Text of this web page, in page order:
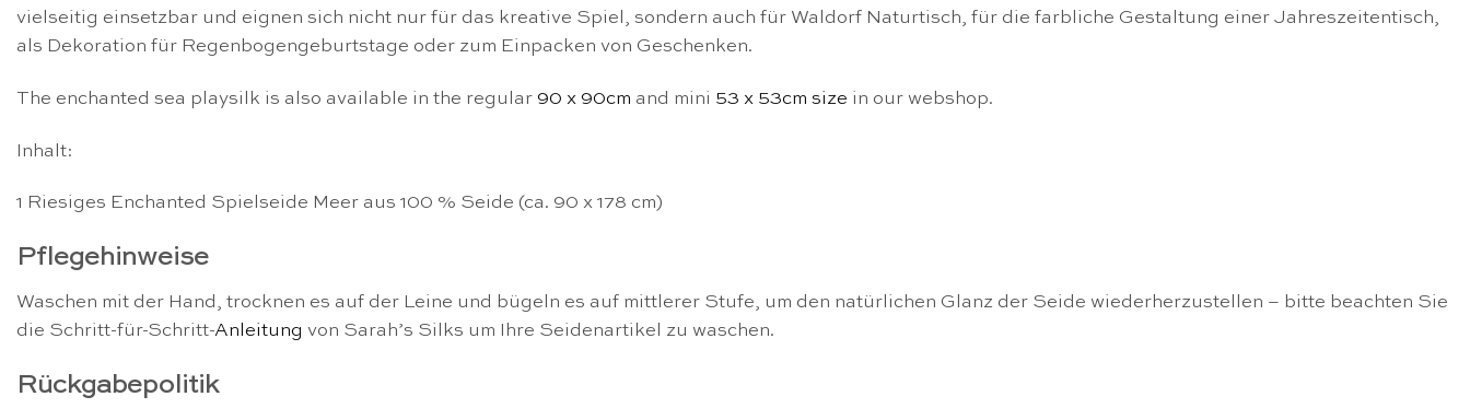
vielseitig einsetzbar und eignen sich nicht nur für das kreative Spiel, sondern auch für Waldorf Naturtisch, für die farbliche Gestaltung einer Jahreszeitentisch,
als Dekoration für Regenbogengeburtstage oder zum Einpacken von Geschenken.
The enchanted sea playsilk is also available in the regular 90 x 90cm and mini 53 x 53cm size in our webshop.
Inhalt:
1 Riesiges Enchanted Spielseide Meer aus 100 % Seide (ca. 90 x 178 cm)
Pflegehinweise
Waschen mit der Hand, trocknen es auf der Leine und bügeln es auf mittlerer Stufe, um den natürlichen Glanz der Seide wiederherzustellen – bitte beachten Sie
die Schritt-für-Schritt-Anleitung von Sarah’s Silks um Ihre Seidenartikel zu waschen.
Rückgabepolitik